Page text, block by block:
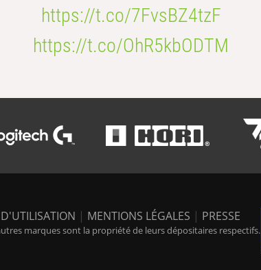
https://t.co/7FvsBZ4tzF
https://t.co/OhR5kbODTM
| MENTIONS LÉGALES | PRESSE
marques sont la propriété de leurs dépositaires respectifs.